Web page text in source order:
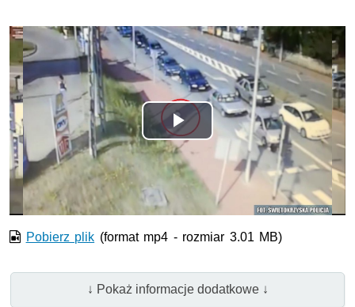
Opis filmu: Dzielnicowi zauważyli błąkającego się 3,5 latka
Odtwórz
wideo
Pobierz plik (format mp4 - rozmiar 3.01 MB)
↓ Pokaż informacje dodatkowe ↓